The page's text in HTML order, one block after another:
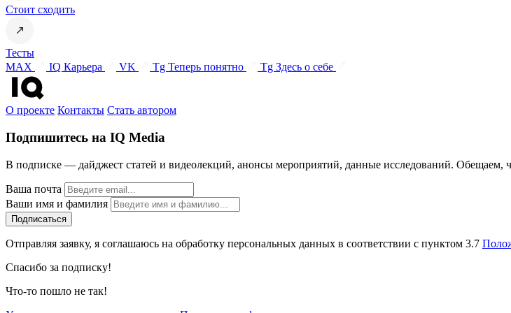
Стоит сходить
Тесты
MAX
IQ Карьера VK Tg Теперь понятно Tg Здесь о себе
О проекте Контакты Стать автором
Подпишитесь на IQ Media
В подписке — дайджест статей и видеолекций, анонсы мероприятий, данные исследований. Обещаем,
Ваша почта
Ваши имя и фамилия
Отправляя заявку, я соглашаюсь на обработку персональных данных в соответствии с пунктом 3.7
Спасибо за подписку!
Что-то пошло не так!